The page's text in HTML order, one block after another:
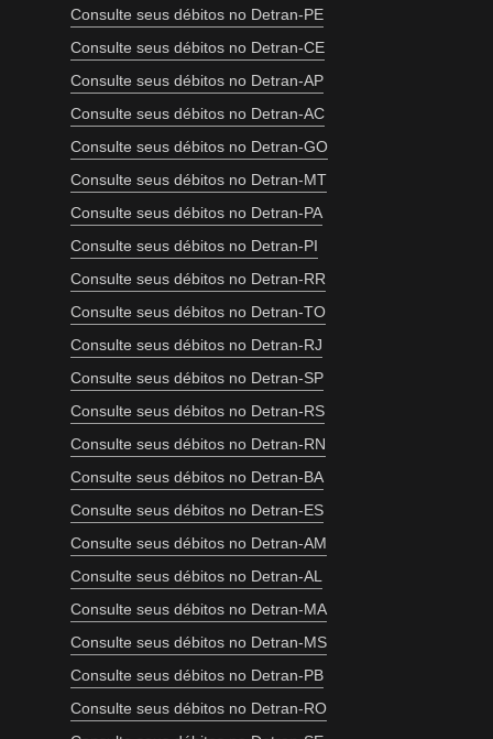
Consulte seus débitos no Detran-PE
Consulte seus débitos no Detran-CE
Consulte seus débitos no Detran-AP
Consulte seus débitos no Detran-AC
Consulte seus débitos no Detran-GO
Consulte seus débitos no Detran-MT
Consulte seus débitos no Detran-PA
Consulte seus débitos no Detran-PI
Consulte seus débitos no Detran-RR
Consulte seus débitos no Detran-TO
Consulte seus débitos no Detran-RJ
Consulte seus débitos no Detran-SP
Consulte seus débitos no Detran-RS
Consulte seus débitos no Detran-RN
Consulte seus débitos no Detran-BA
Consulte seus débitos no Detran-ES
Consulte seus débitos no Detran-AM
Consulte seus débitos no Detran-AL
Consulte seus débitos no Detran-MA
Consulte seus débitos no Detran-MS
Consulte seus débitos no Detran-PB
Consulte seus débitos no Detran-RO